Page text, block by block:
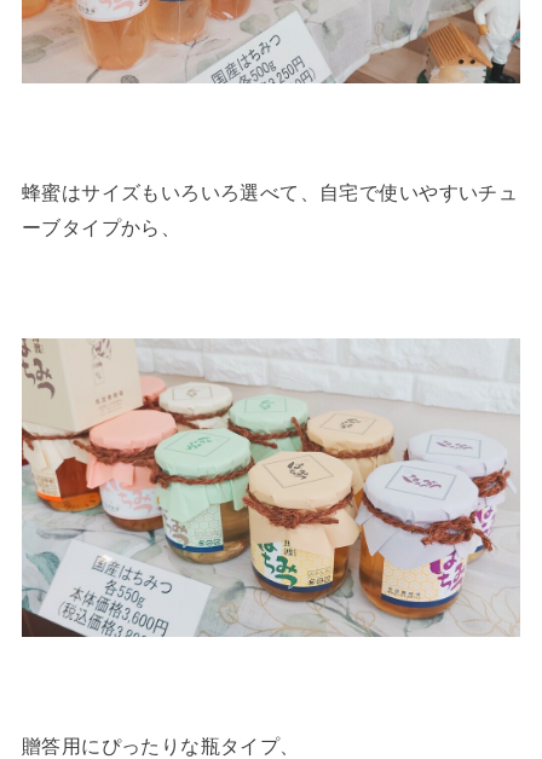
蜂蜜はサイズもいろいろ選べて、自宅で使いやすいチュ
ーブタイプから、
贈答用にぴったりな瓶タイプ、